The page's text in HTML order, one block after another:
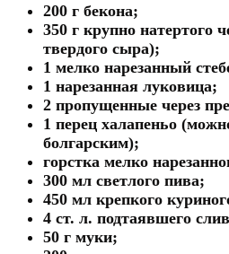
200 г бекона;
350 г крупно натертого
твердого сыра);
1 мелко нарезанный
1 нарезанная луковица;
2 пропущенные через
1 перец халапеньо
болгарским);
горстка мелко
300 мл светлого пива;
450 мл крепкого
4 ст. л. подтаявшего
50 г муки;